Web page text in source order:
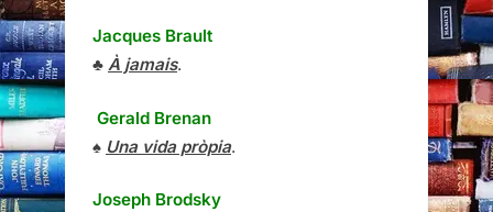
Jacques Brault
♣ À jamais.
Gerald Brenan
♠ Una vida pròpia.
Joseph Brodsky